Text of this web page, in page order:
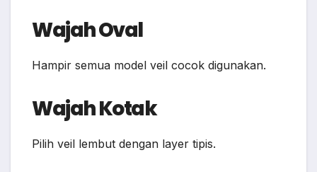
Wajah Oval
Hampir semua model veil cocok digunakan.
Wajah Kotak
Pilih veil lembut dengan layer tipis.